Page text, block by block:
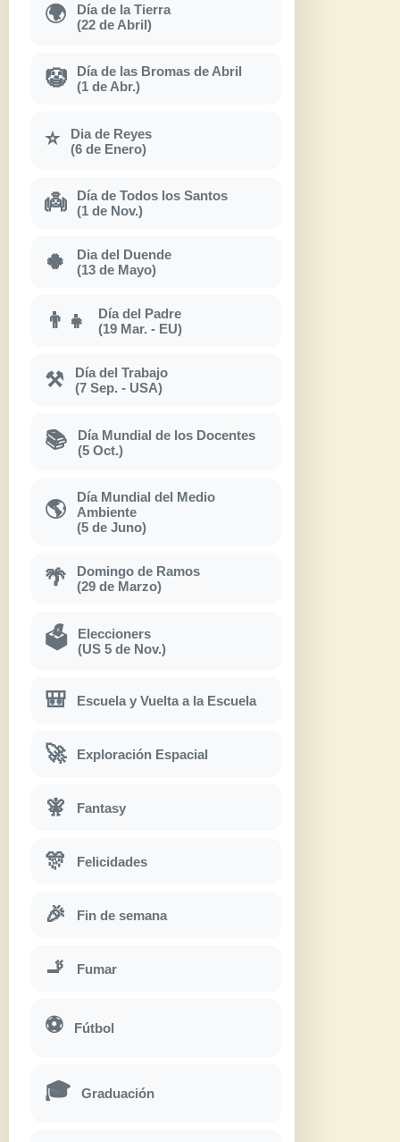
🌍
Día de la Tierra
(22 de Abril)
🤡
Día de las Bromas de Abril
(1 de Abr.)
⭐
Dia de Reyes
(6 de Enero)
👼
Día de Todos los Santos
(1 de Nov.)
🍀
Dia del Duende
(13 de Mayo)
👨‍👧
Día del Padre
(19 Mar. - EU)
⚒
Día del Trabajo
(7 Sep. - USA)
📚
Día Mundial de los Docentes
(5 Oct.)
🌎
Día Mundial del Medio
Ambiente
(5 de Juno)
🌴
Domingo de Ramos
(29 de Marzo)
🗳
Eleccioners
(US 5 de Nov.)
🎒 Escuela y Vuelta a la Escuela
🚀 Exploración Espacial
🧚 Fantasy
🎊 Felicidades
🎉 Fin de semana
🚬 Fumar
⚽ Fútbol
🎓 Graduación